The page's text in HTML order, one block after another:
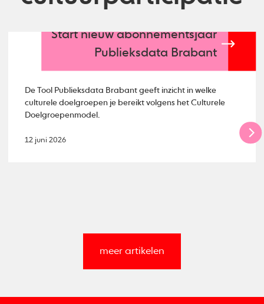
Start nieuw abonnementsjaar
Publieksdata Brabant
De Tool Publieksdata Brabant geeft inzicht in welke
culturele doelgroepen je bereikt volgens het Culturele
Doelgroepenmodel.
12 juni 2026
meer artikelen